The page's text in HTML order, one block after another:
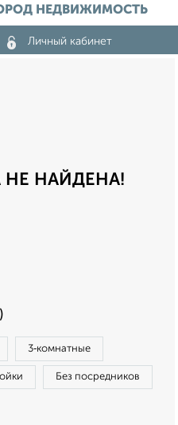
НЕДВИЖИМОСТЬ
Личный кабинет
НЕ НАЙДЕНА!
3‑комнатные
Без посредников